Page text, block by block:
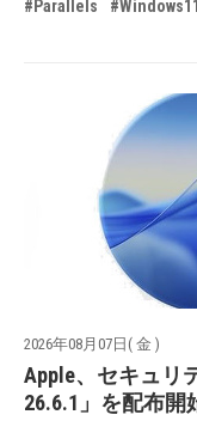
#Parallels #Windows11
2026年08月07日( 金 )
Apple、セキュリ
26.6.1」を配布開